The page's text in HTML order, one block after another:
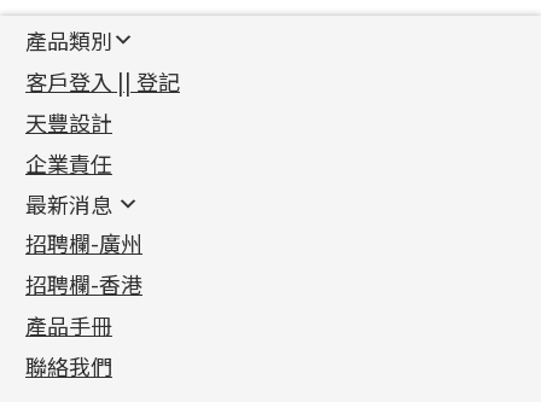
產品類別
新產品
足金系列
足金配件
機織鏈系列
珠仔鏈
镶口链
管狀網鏈
十字車花鏈系列
十字閃O鏈系列
十字錘打鏈系列
側身車花鏈系列
側身鏈系列
首飾配件
耳環類配件
卷迫系列
螺絲迫系列
梅花迫系列
平臺迫系列
綫拍系列
美拍系列
鏈類配件
動感車花吊墜
調節珠系列
生圈扣系列
龍蝦扣系列
鴨俐制系列
其他類配件
珠盤系列
袖口鈕系列
焊片及鐳射綫
空心車花管
珠類配件
無孔光身珠
空心光身珠
無孔批花珠
鑲口類
四爪頭系列
六爪頭系列
車花片
動感車花片
鑲口戒指
鑲口手鏈系列
首飾系列
手镯系列
戒指系列
空心耳環
空心车花管首饰链
空心手鐲系列
貴金屬原料
千足金
記憶金屬系列
記憶戒指
拉簧珠珠手鏈
記憶鈦手鐲
客戶登入 || 登記
天豐設計
企業責任
最新消息
最新消息
各項證書(2)
相片集(9)
展覽會資訊
最新產品資訊
招聘欄-廣州
招聘欄-香港
產品手冊
聯絡我們